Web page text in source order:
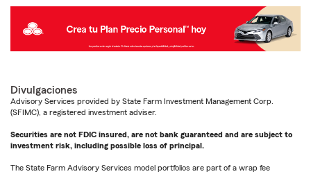
Divulgaciones
Advisory Services provided by State Farm Investment Management Corp.
(SFIMC), a registered investment adviser.
Securities are not FDIC insured, are not bank guaranteed and are subject to
investment risk, including possible loss of principal.
The State Farm Advisory Services model portfolios are part of a wrap fee